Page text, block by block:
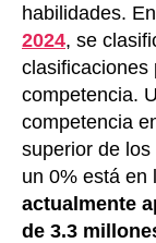
habilidades.
2024, se
clasificaciones
competencia.
competencia
superior de
un 0% está en
actualmente
de 3.3